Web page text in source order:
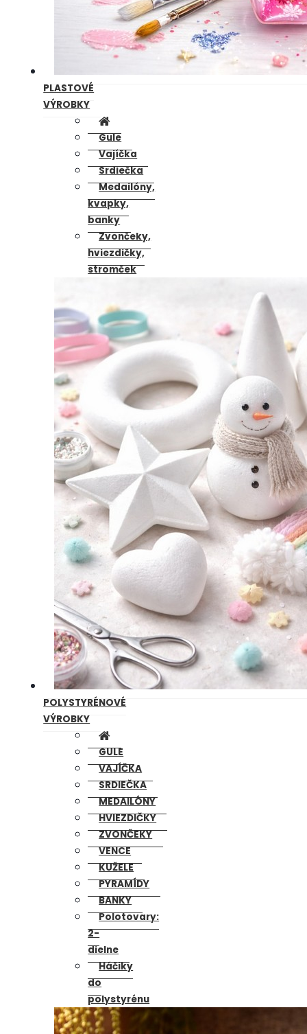
PLASTOVÉ
VÝROBKY
Gule
Vajíčka
Srdiečka
Medailóny,
kvapky,
banky
Zvončeky,
hviezdičky,
stromček
POLYSTYRÉNOVÉ
VÝROBKY
GULE
VAJÍČKA
SRDIEČKA
MEDAILÓNY
HVIEZDIČKY
ZVONČEKY
VENCE
KUŽELE
PYRAMÍDY
BANKY
Polotovary:
2-
dielne
Háčiky
do
polystyrénu